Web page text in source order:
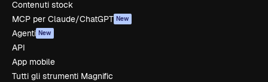
Contenuti stock
MCP per Claude/ChatGPT New
Agenti New
API
App mobile
Tutti gli strumenti Magnific